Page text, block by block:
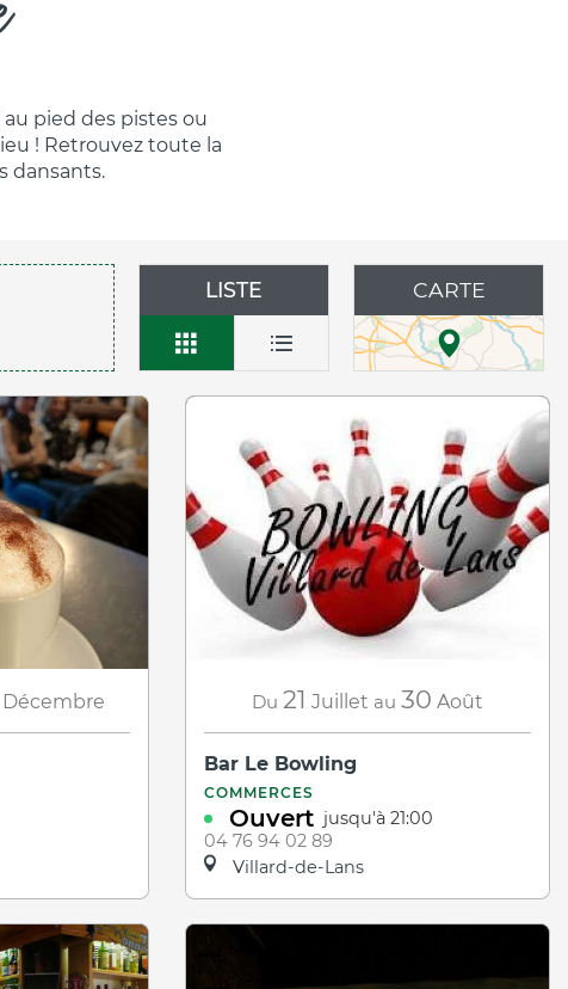
pied des pistes ou
! Retrouvez toute la
dansants.
LISTE CARTE
Décembre Du 21 Juillet au 30 Août
Bar Le Bowling
COMMERCES
Ouvert jusqu'à 21:00
04 76 94 02 89
Villard-de-Lans